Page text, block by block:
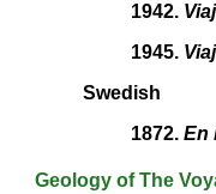
1942.
1945.
Swedish
1872.En
Geology of The